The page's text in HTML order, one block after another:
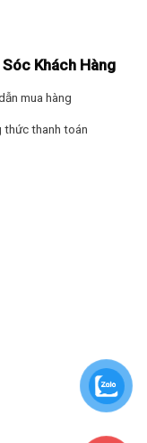
với bề mặt phẳng
bếp được dễ dàng
trên bề mặt, vùng
kích thước khác nhau
dễ thao tác sử
trượt nhẹ có thể
Sóc Khách Hàng
mua hàng
thức thanh toán